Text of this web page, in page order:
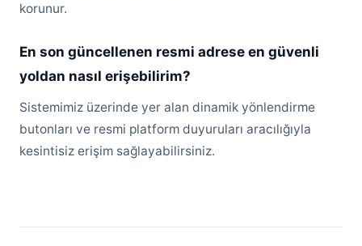
korunur.
En son güncellenen resmi adrese en güvenli
yoldan nasıl erişebilirim?
Sistemimiz üzerinde yer alan dinamik yönlendirme
butonları ve resmi platform duyuruları aracılığıyla
kesintisiz erişim sağlayabilirsiniz.